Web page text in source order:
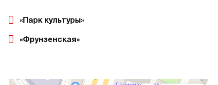
«Парк культуры»
«Фрунзенская»